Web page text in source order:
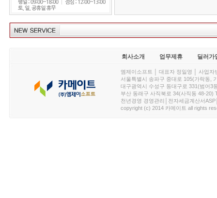
회사소개 업무제휴 딜러가
엠제이소프트 │ 대표자 정일영 │ 사업
서울특별시 송파구 중대로 105(가락동,
대구광역시 수성구 동대구로 331(범어3
부산 동래구 사직북로 34(사직동 48-20)
천년경영 경영관리│전자세금계산서
copyright (c) 2014 카메이트 all rights